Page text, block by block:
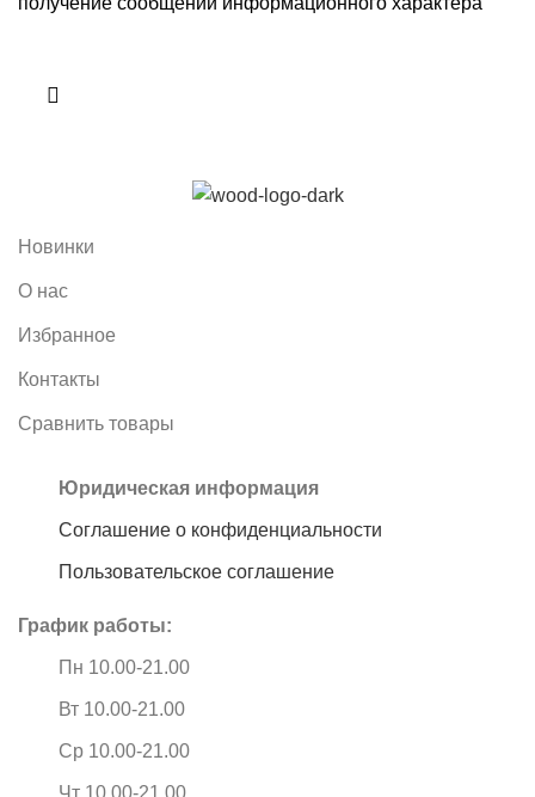
Новинки
О нас
Избранное
Контакты
Сравнить товары
Юридическая информация
Соглашение о конфиденциальности
Пользовательское соглашение
График работы:
Пн 10.00-21.00
Вт 10.00-21.00
Ср 10.00-21.00
Чт 10.00-21.00